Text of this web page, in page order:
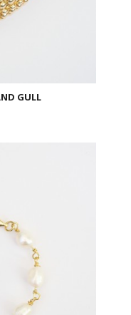
GULL